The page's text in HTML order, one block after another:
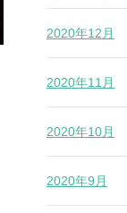
2020年12月
2020年11月
2020年10月
2020年9月